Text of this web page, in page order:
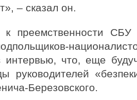
– сказал он.
к преемственности
интервью, что, еще
руководителей
Березовского.